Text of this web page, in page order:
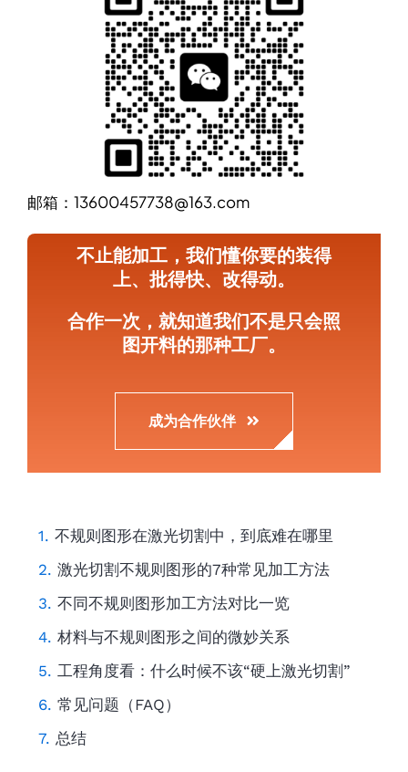
邮箱：13600457738@163.com
不止能加工，我们懂你要的装得
上、批得快、改得动。
合作一次，就知道我们不是只会照
图开料的那种工厂。
成为合作伙伴
不规则图形在激光切割中，到底难在哪里
激光切割不规则图形的7种常见加工方法
不同不规则图形加工方法对比一览
材料与不规则图形之间的微妙关系
工程角度看：什么时候不该“硬上激光切割”
常见问题（FAQ）
总结